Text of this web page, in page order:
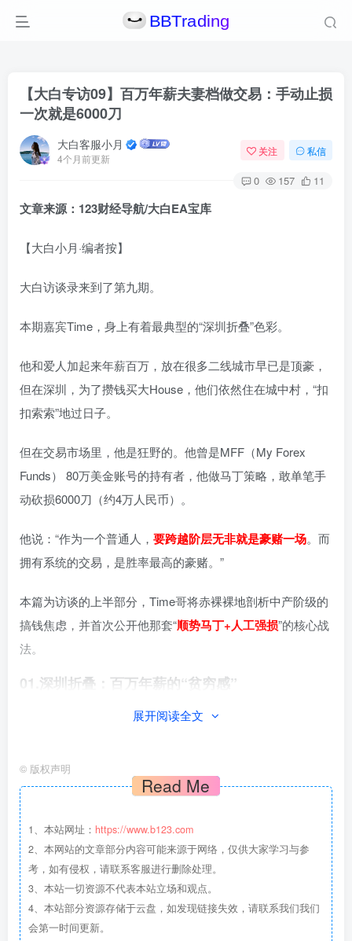
【大白专访09】百万年薪夫妻档做交易：手动止损
一次就是6000刀
大白客服小月
4个月前更新
关注 私信
0 157 11
文章来源：123财经导航/大白EA宝库
【大白小月·编者按】
大白访谈录来到了第九期。
本期嘉宾Time，身上有着最典型的“深圳折叠”色彩。
他和爱人加起来年薪百万，放在很多二线城市早已是顶豪，
但在深圳，为了攒钱买大House，他们依然住在城中村，“扣
扣索索”地过日子。
但在交易市场里，他是狂野的。他曾是MFF（My Forex
Funds） 80万美金账号的持有者，他做马丁策略，敢单笔手
动砍损6000刀（约4万人民币）。
他说：“作为一个普通人， 要跨越阶层无非就是豪赌一场。而
拥有系统的交易，是胜率最高的豪赌。”
本篇为访谈的上半部分，Time哥将赤裸裸地剖析中产阶级的
搞钱焦虑，并首次公开他那套“顺势马丁+人工强损”的核心战
法。
01.深圳折叠：百万年薪的“贫穷感”
差太大了。
这种“高薪下的不安全感”，是你做交易的最大动力吗？你把
交易当成赚点零花钱的副业，还是唯一能帮你“跨越阶层”的
救命稻草？
Time：
展开阅读全文
© 版权声明
Read Me
1、本站网址： https://www.b123.com
2、本网站的文章部分内容可能来源于网络，仅供大家学习与参
考，如有侵权，请联系客服进行删除处理。
3、本站一切资源不代表本站立场和观点。
4、本站部分资源存储于云盘，如发现链接失效，请联系我们我们
会第一时间更新。